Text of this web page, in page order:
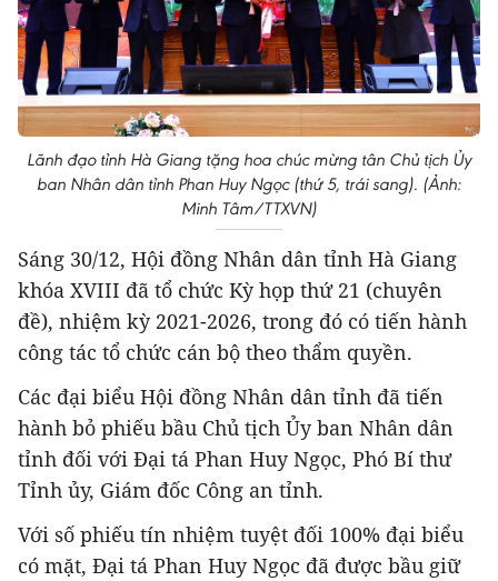
Lãnh đạo tỉnh Hà Giang tặng hoa chúc mừng tân Chủ tịch Ủy
ban Nhân dân tỉnh Phan Huy Ngọc (thứ 5, trái sang). (Ảnh:
Minh Tâm/TTXVN)
Sáng 30/12, Hội đồng Nhân dân tỉnh Hà Giang
khóa XVIII đã tổ chức Kỳ họp thứ 21 (chuyên
đề), nhiệm kỳ 2021-2026, trong đó có tiến hành
công tác tổ chức cán bộ theo thẩm quyền.
Các đại biểu Hội đồng Nhân dân tỉnh đã tiến
hành bỏ phiếu bầu Chủ tịch Ủy ban Nhân dân
tỉnh đối với Đại tá Phan Huy Ngọc, Phó Bí thư
Tỉnh ủy, Giám đốc Công an tỉnh.
Với số phiếu tín nhiệm tuyệt đối 100% đại biểu
có mặt, Đại tá Phan Huy Ngọc đã được bầu giữ